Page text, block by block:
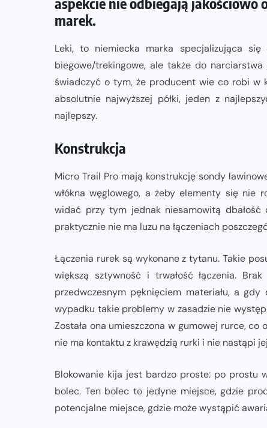
marek.
Leki, to niemiecka marka specjalizująca
biegowe/trekingowe, ale także do
świadczyć o tym, że producent wie co robi w
absolutnie najwyższej półki, jeden z
najlepszy.
Konstrukcja
Micro Trail Pro mają konstrukcję sondy
włókna węglowego, a żeby elementy się nie
widać przy tym jednak niesamowitą dbałość
praktycznie nie ma luzu na łączeniach
Łączenia rurek są wykonane z tytanu. Takie
większą sztywność i trwałość łączenia.
przedwczesnym pęknięciem materiału, a
wypadku takie problemy w zasadzie nie
Została ona umieszczona w gumowej rurce, co
nie ma kontaktu z krawędzią rurki i nie nastąpi
Blokowanie kija jest bardzo proste: po prostu
bolec. Ten bolec to jedyne miejsce, gdzie
potencjalne miejsce, gdzie może wystąpić
SPRZĘT ZEGARKI